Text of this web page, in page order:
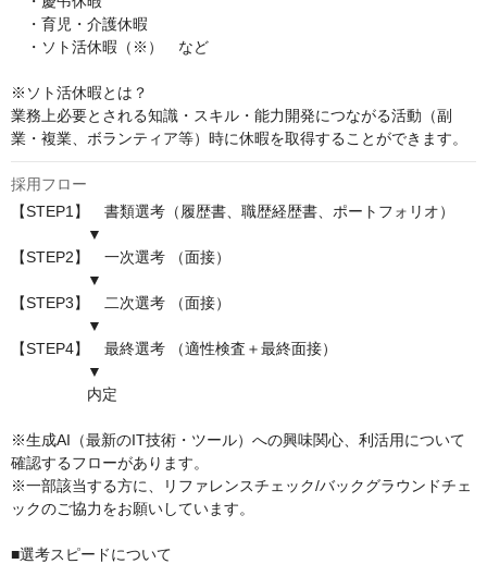
・育児・介護休暇
・ソト活休暇（※）　など
※ソト活休暇とは？
業務上必要とされる知識・スキル・能力開発につながる活動（副
業・複業、ボランティア等）時に休暇を取得することができます。
採用フロー
【STEP1】　書類選考（履歴書、職歴経歴書、ポートフォリオ）
▼
【STEP2】　一次選考 （面接）
▼
【STEP3】　二次選考 （面接）
▼
【STEP4】　最終選考 （適性検査＋最終面接）
▼
内定
※生成AI（最新のIT技術・ツール）への興味関心、利活用について
確認するフローがあります。
※一部該当する方に、リファレンスチェック/バックグラウンドチェ
ックのご協力をお願いしています。
■選考スピードについて